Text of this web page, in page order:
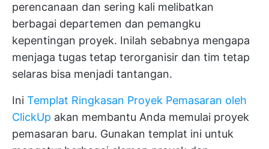
perencanaan dan sering kali melibatkan
berbagai departemen dan pemangku
kepentingan proyek. Inilah sebabnya mengapa
menjaga tugas tetap terorganisir dan tim tetap
selaras bisa menjadi tantangan.
Ini Templat Ringkasan Proyek Pemasaran oleh
ClickUp akan membantu Anda memulai proyek
pemasaran baru. Gunakan templat ini untuk